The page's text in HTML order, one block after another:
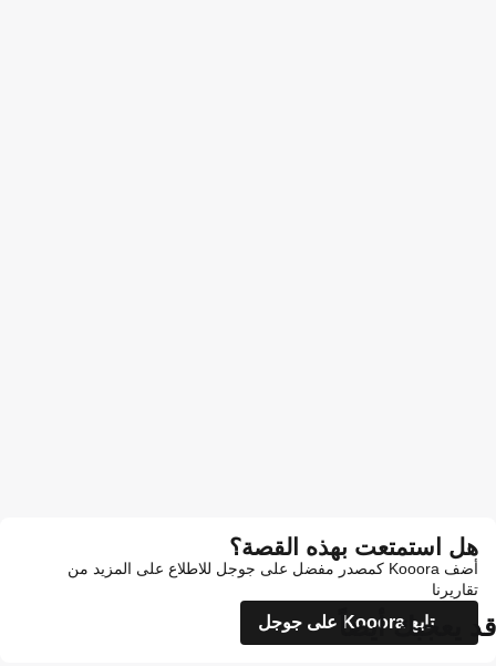
هل استمتعت بهذه القصة؟
أضف Kooora كمصدر مفضل على جوجل للاطلاع على المزيد من
تقاريرنا
تابع Kooora على جوجل
قد يعجبك أيضاً